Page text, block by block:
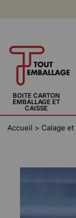
BOITE CARTON
EMBALLAGE ET
CAISSE
Accueil > Calage